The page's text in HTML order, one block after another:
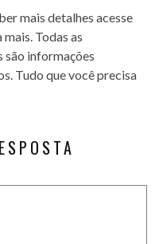
mais detalhes acesse
Todas as
são informações
Tudo que você precisa